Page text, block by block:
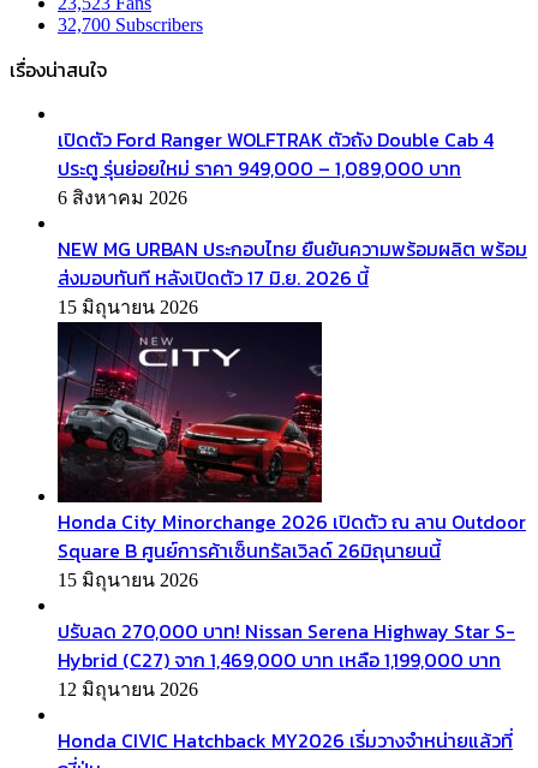
32,700 Subscribers
เรื่องน่าสนใจ
เปิดตัว Ford Ranger WOLFTRAK ตัวถัง Double Cab 4
ประตู รุ่นย่อยใหม่ ราคา 949,000 – 1,089,000 บาท
6 สิงหาคม 2026
NEW MG URBAN ประกอบไทย ยืนยันความพร้อมผลิต พร้อม
ส่งมอบทันที หลังเปิดตัว 17 มิ.ย. 2026 นี้
15 มิถุนายน 2026
Honda City Minorchange 2026 เปิดตัว ณ ลาน Outdoor
Square B ศูนย์การค้าเซ็นทรัลเวิลด์ 26มิถุนายนนี้
15 มิถุนายน 2026
ปรับลด 270,000 บาท! Nissan Serena Highway Star S-
Hybrid (C27) จาก 1,469,000 บาท เหลือ 1,199,000 บาท
12 มิถุนายน 2026
Honda CIVIC Hatchback MY2026 เริ่มวางจำหน่ายแล้วที่